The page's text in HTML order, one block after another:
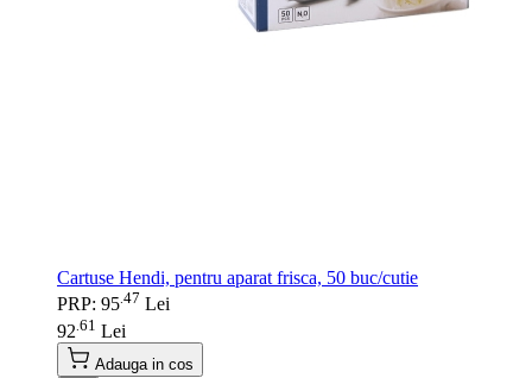
Cartuse Hendi, pentru aparat frisca, 50 buc/cutie
PRP: 95 47 Lei
92 61 Lei
Adauga in cos